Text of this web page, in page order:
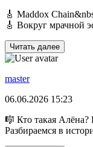
🎸 Maddox
🎸 Вокруг мрачной
Читать далее
master
06.06.2026 15:23
🎼 Кто такая
Разбираемся в